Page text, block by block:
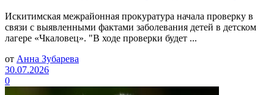
Искитимская межрайонная прокуратура начала проверку в
связи с выявленными фактами заболевания детей в детском
лагере «Чкаловец». "В ходе проверки будет ...
от Анна Зубарева
30.07.2026
0